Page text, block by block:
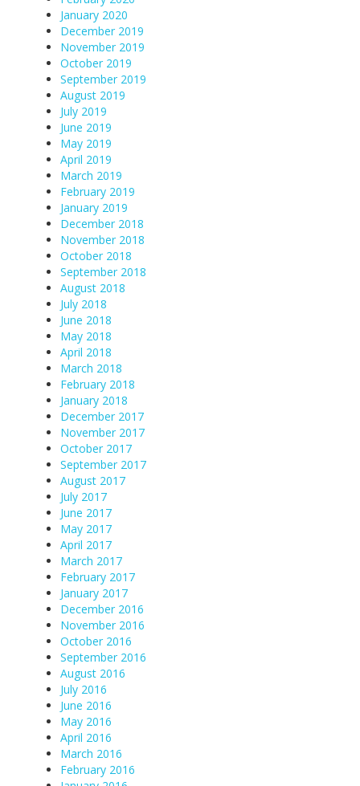
January 2020
December 2019
November 2019
October 2019
September 2019
August 2019
July 2019
June 2019
May 2019
April 2019
March 2019
February 2019
January 2019
December 2018
November 2018
October 2018
September 2018
August 2018
July 2018
June 2018
May 2018
April 2018
March 2018
February 2018
January 2018
December 2017
November 2017
October 2017
September 2017
August 2017
July 2017
June 2017
May 2017
April 2017
March 2017
February 2017
January 2017
December 2016
November 2016
October 2016
September 2016
August 2016
July 2016
June 2016
May 2016
April 2016
March 2016
February 2016